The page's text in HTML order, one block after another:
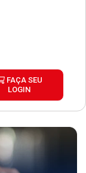
FAÇA SEU
LOGIN